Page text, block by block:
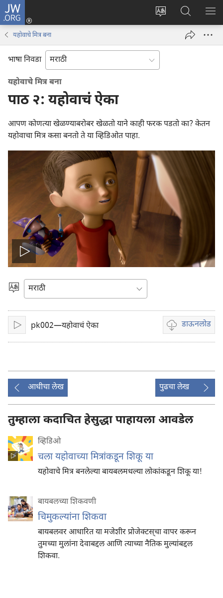
JW.ORG
साइटची
लॉग
इन
window)
JW.ORG
वर
शोधा
मेनू
यहोवाचे मित्र बना
भाषा निवडा
यहोवाचे मित्र बना
पाठ २: यहोवाचं ऐका
आपण कोणत्या खेळण्याबरोबर खेळतो याने काही फरक पडतो का? केतन
यहोवाचा मित्र कसा बनतो ते या व्हिडिओत पाहा.
Play
video
भाषेची
करा
प्ले
pk002—यहोवाचं ऐका डाऊनलोड
व्हिडिओ
रेकॉर्डिंग
पर्याय
आधीचा लेख
पुढचा लेख
तुम्हाला कदाचित हेसुद्धा पाहायला आवडेल
व्हिडिओ
चला यहोवाच्या मित्रांकडून शिकू या
यहोवाचे मित्र बनलेल्या बायबलमधल्या लोकांकडून शिकू या!
बायबलच्या शिकवणी
चिमुकल्यांना शिकवा
बायबलवर आधारित या मजेशीर प्रोजेक्टस्‌चा वापर करून
तुमच्या मुलांना देवाबद्दल आणि त्याच्या नैतिक मुल्यांबद्दल
शिकवा.